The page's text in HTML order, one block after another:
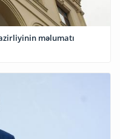
məlumatı